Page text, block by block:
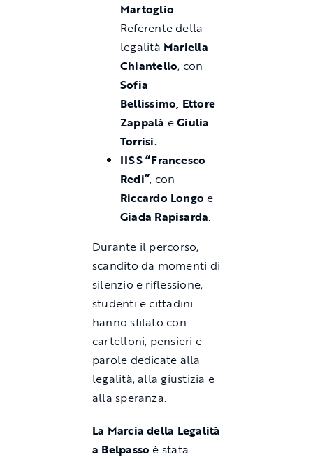
Martoglio–
Referente della
legalità Mariella
Chiantello, con
Sofia
Bellissimo, Ettore
Zappalà eGiulia
Torrisi.
IISS “Francesco
Redi”, con
Riccardo Longo e
Giada Rapisarda.
Durante il percorso,
scandito da momenti di
silenzio e riflessione,
studenti e cittadini
hanno sfilato con
cartelloni, pensieri e
parole dedicate alla
legalità, alla giustizia e
alla speranza.
La Marcia della Legalità
a Belpasso è stata